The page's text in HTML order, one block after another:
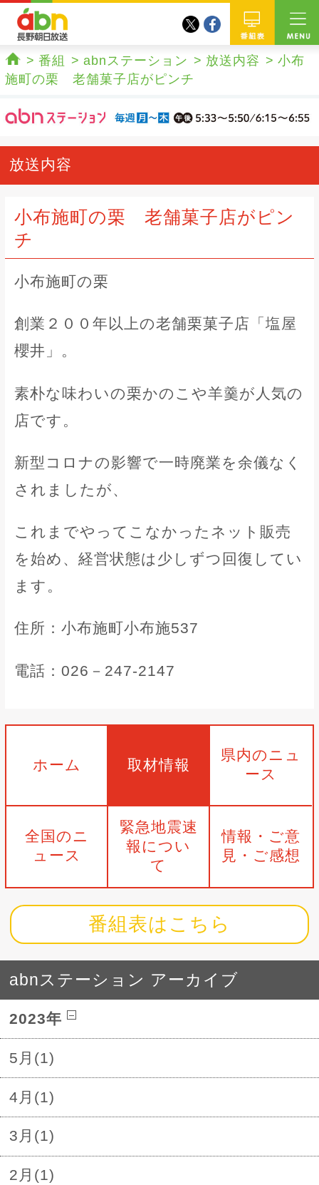
番組
twitterfacebook
ホーム
番組 abnステーション 放送内容
小布
施町の栗 老舗菓子店がピンチ
放送内容
小布施町の栗 老舗菓子店がピン
チ
小布施町の栗
創業２００年以上の老舗栗菓子店「塩屋
櫻井」。
素朴な味わいの栗かのこや羊羹が人気の
店です。
新型コロナの影響で一時廃業を余儀なく
されましたが、
これまでやってこなかったネット販売
を始め、経営状態は少しずつ回復してい
ます。
住所：小布施町小布施537
電話：026－247-2147
ホーム 取材情報
県内のニュ
ース
全国のニ
ュース
緊急地震速
報につい
て
情報・ご意
見・ご感想
番組表はこちら
abnステーション アーカイブ
2023年
5月(1)
4月(1)
3月(1)
2月(1)